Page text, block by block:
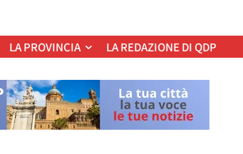
LA PROVINCIA LA REDAZIONE DI QDP